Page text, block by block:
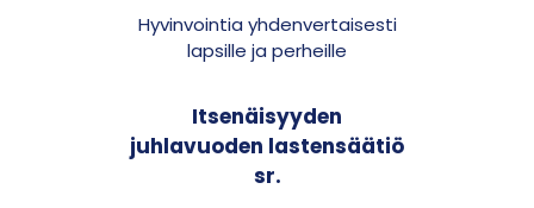
Hyvinvointia yhdenvertaisesti
lapsille ja perheille
Itsenäisyyden
juhlavuoden lastensäätiö
sr.